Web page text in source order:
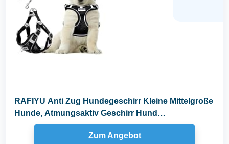
RAFIYU Anti Zug Hundegeschirr Kleine Mittelgroße
Hunde, Atmungsaktiv Geschirr Hund
Hundegeschirr...
Zum Angebot